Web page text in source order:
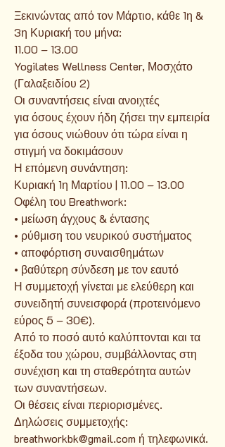
Ξεκινώντας από τον Μάρτιο, κάθε 1η &
3η Κυριακή του μήνα:
11.00 – 13.00
Yogilates Wellness Center, Μοσχάτο
(Γαλαξειδίου 2)
Οι συναντήσεις είναι ανοιχτές
για όσους έχουν ήδη ζήσει την εμπειρία
για όσους νιώθουν ότι τώρα είναι η
στιγμή να δοκιμάσουν
Η επόμενη συνάντηση:
Κυριακή 1η Μαρτίου | 11.00 – 13.00
Οφέλη του Breathwork:
• μείωση άγχους & έντασης
• ρύθμιση του νευρικού συστήματος
• αποφόρτιση συναισθημάτων
• βαθύτερη σύνδεση με τον εαυτό
Η συμμετοχή γίνεται με ελεύθερη και
συνειδητή συνεισφορά (προτεινόμενο
εύρος 5 – 30€).
Από το ποσό αυτό καλύπτονται και τα
έξοδα του χώρου, συμβάλλοντας στη
συνέχιση και τη σταθερότητα αυτών
των συναντήσεων.
Οι θέσεις είναι περιορισμένες.
Δηλώσεις συμμετοχής:
breathworkbk@gmail.com ή τηλεφωνικά.